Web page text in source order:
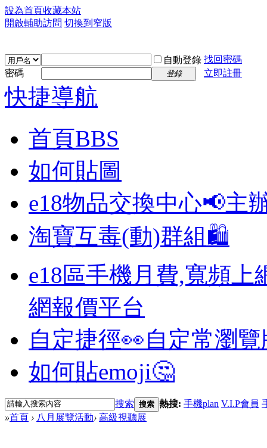
設為首頁收藏本站
開啟輔助訪問 切換到窄版
自動登錄 找回密碼
密碼
登錄 立即註冊
快捷導航
首頁BBS
如何貼圖
e18物品交換中心📢主
淘寶互毒(動)群組🛍️
e18區手機月費,寬頻上
網報價平台
自定捷徑👀自定常瀏
如何貼emoji🤔
搜索 搜索 熱搜: 手機plan V.I.P會員
»首頁 › 八月展覽活動› 高級視聽展